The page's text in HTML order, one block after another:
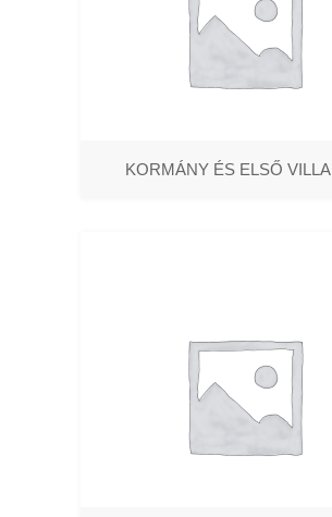
KORMÁNY ÉS ELSŐ VILLA